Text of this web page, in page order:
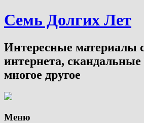
Семь Долгих Лет
Интересные материалы
интернета, скандальные
многое другое
Меню